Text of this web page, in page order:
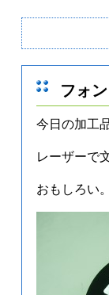
フォ
今日の加工
レーザーで
おもしろい。